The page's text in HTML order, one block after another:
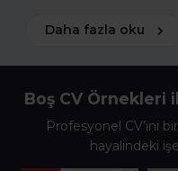
Daha fazla oku
Boş CV Örnekleri
Profesyonel CV’ini
hayalindeki